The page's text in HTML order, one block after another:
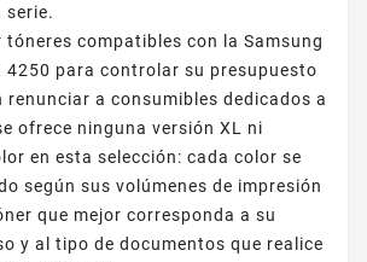
serie.
tóneres compatibles con la Samsung
4250 para controlar su presupuesto
renunciar a consumibles dedicados a
ofrece ninguna versión XL ni
en esta selección: cada color se
según sus volúmenes de impresión
que mejor corresponda a su
y al tipo de documentos que realice